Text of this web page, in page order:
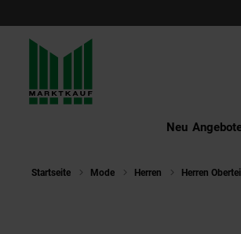
Neu
Startseite Mode Herren Herren